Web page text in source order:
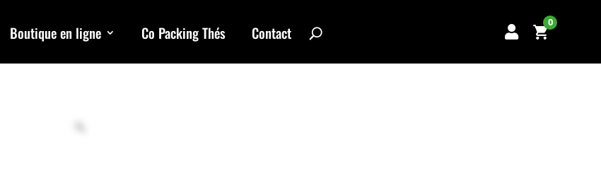
Boutique en ligne Co Packing Thés Contact 
0